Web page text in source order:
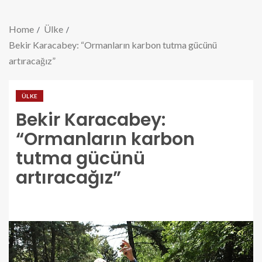
Home
Ülke
Bekir Karacabey: “Ormanların karbon tutma gücünü
artıracağız”
ÜLKE
Bekir Karacabey:
“Ormanların karbon
tutma gücünü
artıracağız”